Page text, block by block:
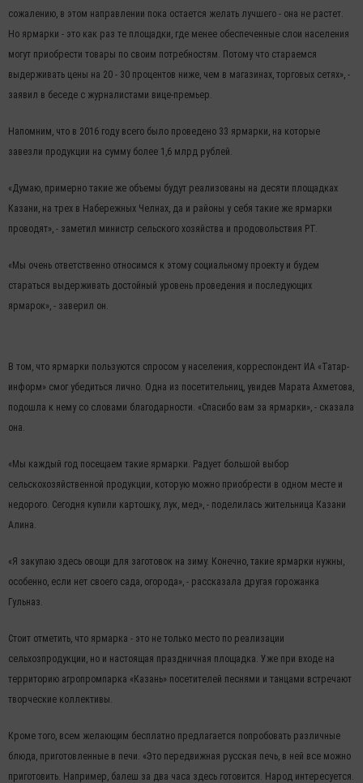
сожалению, в этом направлении пока остается желать лучшего - она не растет.
Но ярмарки - это как раз те площадки, где менее обеспеченные слои населения
могут приобрести товары по своим потребностям. Потому что стараемся
выдерживать цены на 20 - 30 процентов ниже, чем в магазинах, торговых сетях», -
заявил в беседе с журналистами вице-премьер.
Напомним, что в 2016 году всего было проведено 33 ярмарки, на которые
завезли продукции на сумму более 1,6 млрд рублей.
«Думаю, примерно такие же объемы будут реализованы на десяти площадках
Казани, на трех в Набережных Челнах, да и районы у себя такие же ярмарки
проводят», - заметил министр сельского хозяйства и продовольствия РТ.
«Мы очень ответственно относимся к этому социальному проекту и будем
стараться выдерживать достойный уровень проведения и последующих
ярмарок», - заверил он.
В том, что ярмарки пользуются спросом у населения, корреспондент ИА «Татар-
информ» смог убедиться лично. Одна из посетительниц, увидев Марата Ахметова,
подошла к нему со словами благодарности. «Спасибо вам за ярмарки», - сказала
она.
«Мы каждый год посещаем такие ярмарки. Радует большой выбор
сельскохозяйственной продукции, которую можно приобрести в одном месте и
недорого. Сегодня купили картошку, лук, мед», - поделилась жительница Казани
Алина.
«Я закупаю здесь овощи для заготовок на зиму. Конечно, такие ярмарки нужны,
особенно, если нет своего сада, огорода», - рассказала другая горожанка
Гульназ.
Стоит отметить, что ярмарка - это не только место по реализации
сельхозпродукции, но и настоящая праздничная площадка. Уже при входе на
территорию агропромпарка «Казань» посетителей песнями и танцами встречают
творческие коллективы.
Кроме того, всем желающим бесплатно предлагается попробовать различные
блюда, приготовленные в печи. «Это передвижная русская печь, в ней все можно
приготовить. Например, балеш за два часа здесь готовится. Народ интересуется.